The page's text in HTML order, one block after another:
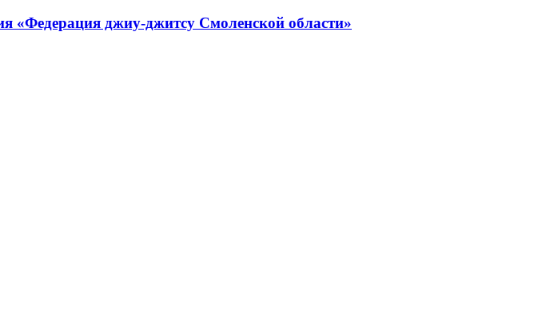
«Федерация джиу-джитсу Смоленской области»